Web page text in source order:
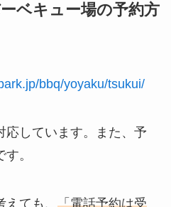
ベキュー場の予約方
bbq/yoyaku/tsukui/
応しています。また、予
。
ても、 「電話予約は受